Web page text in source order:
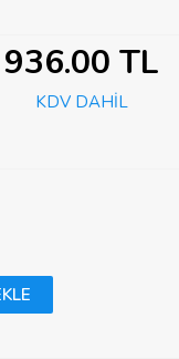
936.00 TL
KDV DAHİL